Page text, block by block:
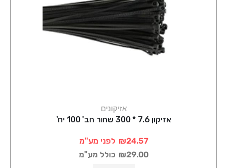
אזיקונים
אזיקון 7.6 * 300 שחור חב' 100 יח'
₪24.57 לפני מע"מ
₪29.00 כולל מע"מ